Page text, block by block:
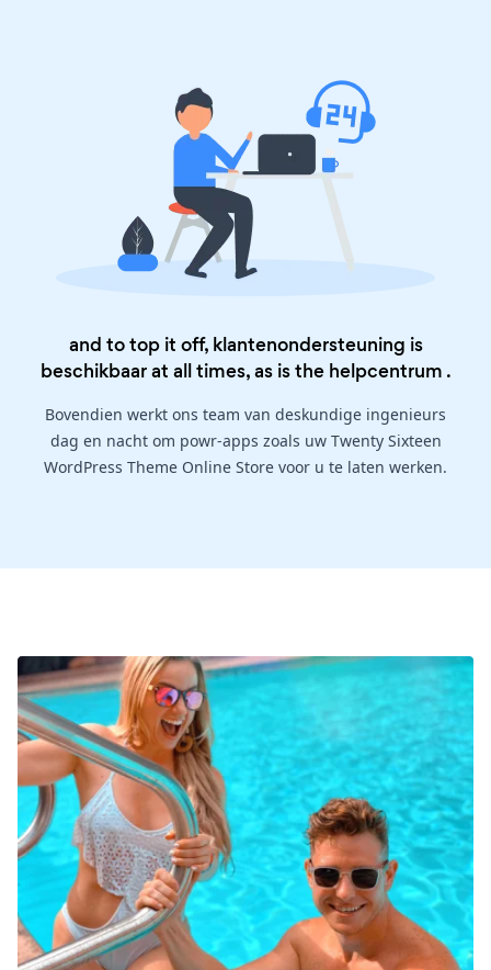
and to top it off, klantenondersteuning is
beschikbaar at all times, as is the helpcentrum .
Bovendien werkt ons team van deskundige ingenieurs
dag en nacht om powr-apps zoals uw Twenty Sixteen
WordPress Theme Online Store voor u te laten werken.